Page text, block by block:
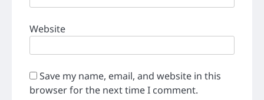
Website
Save my name, email, and website in this
browser for the next time I comment.